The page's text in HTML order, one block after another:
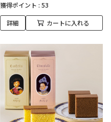
獲得ポイント : 53
詳細 カートに入れる